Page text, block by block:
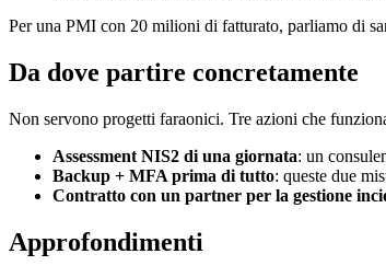
Per una PMI con 20 milioni di fatturato, parliamo di
Da dove partire concretamente
Non servono progetti faraonici. Tre azioni che
Assessment NIS2 di una giornata: un
Backup + MFA prima di tutto: queste due
Contratto con un partner per la gestione
Approfondimenti